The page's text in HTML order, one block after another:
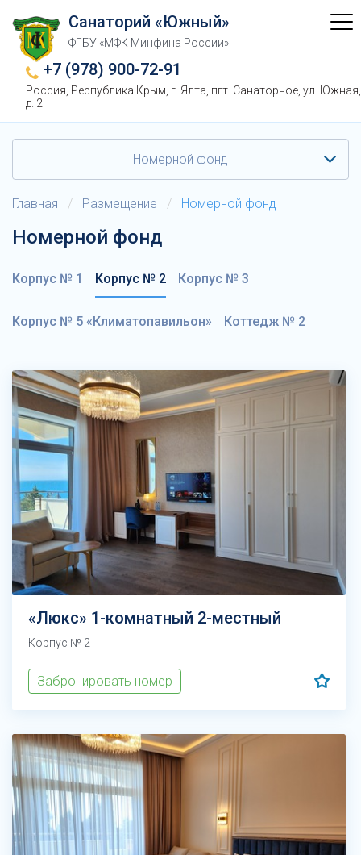
Санаторий «Южный»
ФГБУ «МФК Минфина России»
+7 (978) 900-72-91
Россия, Республика Крым, г. Ялта, пгт. Санаторное, ул. Южная,
д. 2
Номерной фонд
Главная / Размещение / Номерной фонд
Номерной фонд
Корпус № 1 Корпус № 2 Корпус № 3
Корпус № 5 «Климатопавильон» Коттедж № 2
«Люкс» 1-комнатный 2-местный
Корпус № 2
Забронировать номер